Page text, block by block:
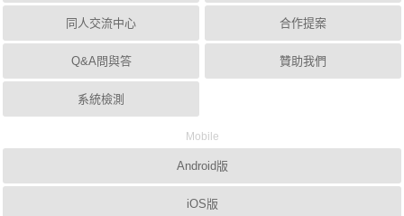
同人交流中心
Q&A問與答
系統檢測
合作提案
贊助我們
Mobile
Android版
iOS版